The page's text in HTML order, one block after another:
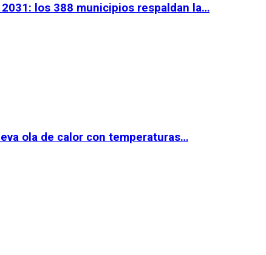
los 388 municipios respaldan la…
ola de calor con temperaturas…